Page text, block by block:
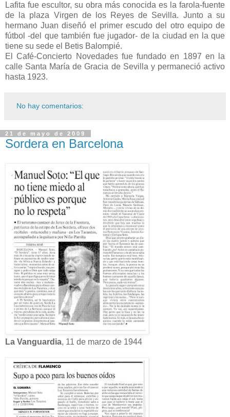
Lafita fue escultor, su obra más conocida es la farola-fuente
de la plaza Virgen de los Reyes de Sevilla. Junto a su
hermano Juan diseñó el primer escudo del otro equipo de
fútbol -del que también fue jugador- de la ciudad en la que
tiene su sede el Betis Balompié.
El Café-Concierto Novedades fue fundado en 1897 en la
calle Santa María de Gracia de Sevilla y permaneció activo
hasta 1923.
No hay comentarios:
21 de mayo de 2009
Sordera en Barcelona
La Vanguardia, 11 de marzo de 1944